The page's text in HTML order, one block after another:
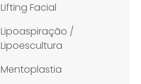
Lifting Facial
Lipoaspiração /
Lipoescultura
Mentoplastia